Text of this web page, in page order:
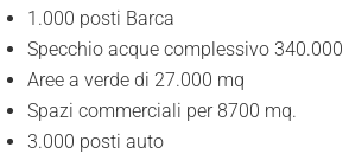
1.000 posti Barca
Specchio acque complessivo 340.000
Aree a verde di 27.000 mq
Spazi commerciali per 8700 mq.
3.000 posti auto